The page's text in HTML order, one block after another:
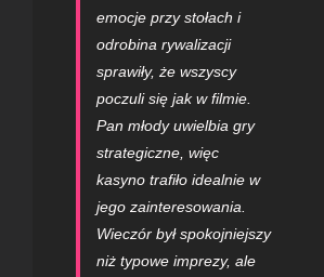
emocje przy stołach i
odrobina rywalizacji
sprawiły, że wszyscy
poczuli się jak w filmie.
Pan młody uwielbia gry
strategiczne, więc
kasyno trafiło idealnie w
jego zainteresowania.
Wieczór był spokojniejszy
niż typowe imprezy, ale